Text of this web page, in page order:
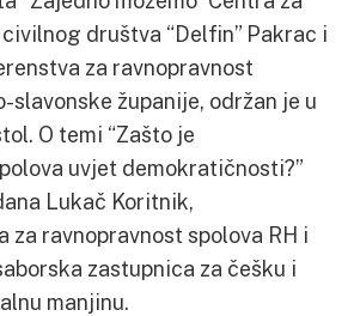
društva “Delfin” Pakrac i
za ravnopravnost
slavonske županije, održan je u
O temi “Zašto je
uvjet demokratičnosti?”
Lukač Koritnik,
za ravnopravnost spolova RH i
zastupnica za češku i
manjinu.